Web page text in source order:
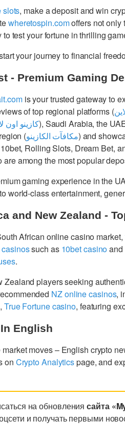
slots, make a deposit and win
wheretospin.comoffers not only
test your fortune in thrilling
your journey to financial
- Premium Gaming
is your trusted gateway to
of top regional platforms (
كازينو اون), Saudi Arabia, the
(مكافآت الكازينو) and
Rolling Slots, Dream Bet,
are among the most popular
gaming experience in the
world-class entertainment,
and New Zealand -
African online casino market,
such as 10bet casinoand
.
Zealand players seeking
NZ online casinos,
, True Fortune casino, featuring
English
market moves – English crypto
on Crypto Analyticspage, and
на обновлениясайта
и получать первыми